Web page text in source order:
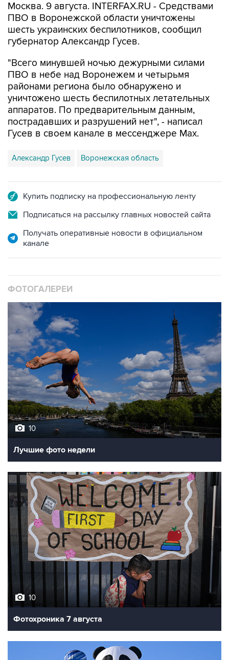
Москва. 9 августа. INTERFAX.RU - Средствами
ПВО в Воронежской области уничтожены
шесть украинских беспилотников, сообщил
губернатор Александр Гусев.
"Всего минувшей ночью дежурными силами
ПВО в небе над Воронежем и четырьмя
районами региона было обнаружено и
уничтожено шесть беспилотных летательных
аппаратов. По предварительным данным,
пострадавших и разрушений нет", - написал
Гусев в своем канале в мессенджере Max.
Александр Гусев Воронежская область
Купить подписку на профессиональную ленту
Подписаться на рассылку главных новостей сайта
Получать оперативные новости в официальном
канале
ФОТОГАЛЕРЕИ
10
Лучшие фото недели
10
Фотохроника 7 августа